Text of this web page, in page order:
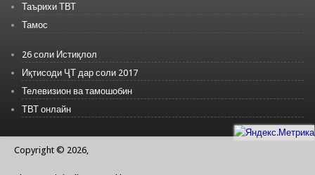
Таърихи ТВТ
Тамос
26 соли Истиқлол
Иқтисоди ҶТ дар соли 2017
Телевизион ва тамошобин
ТВТ онлайн
Copyright © 2026,